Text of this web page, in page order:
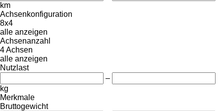
km
Achsenkonfiguration
8x4
alle anzeigen
Achsenanzahl
4 Achsen
alle anzeigen
Nutzlast
–
kg
Merkmale
Bruttogewicht